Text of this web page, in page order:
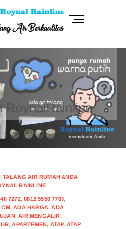
BERKUALITAS
M
B
u
t
t
o
n
artikel menarik untuk disimak,
dengan desain exterior rumah
anda.
RoynalRainline
TALANG AIR RUMAH ANDA
RAINLINE
7272,0812 5550 7765,
CM,ADA HARGA,ADA
,AIR MENGALIR,
,APARTEMEN, ATAP, ATAP